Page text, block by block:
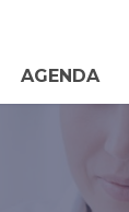
AGENDA